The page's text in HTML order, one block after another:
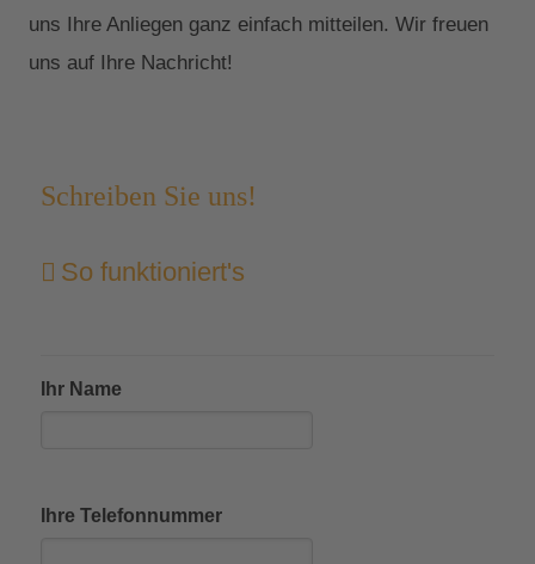
uns Ihre Anliegen ganz einfach mitteilen. Wir freuen
uns auf Ihre Nachricht!
Schreiben Sie uns!
So funktioniert's
Ihr Name
Ihre Telefonnummer